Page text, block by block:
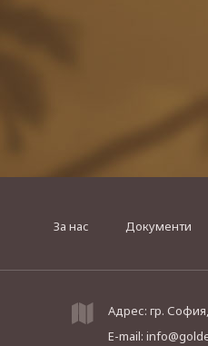
За нас Документи
Адрес: гр.
E-mail: